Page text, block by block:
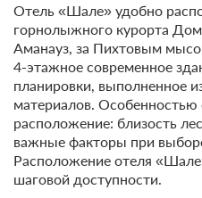
Отель «Шале» удобно
горнолыжного курорта
Аманауз, за Пихтовым
4-этажное современное
планировки, выполненное
материалов. Особенностью
расположение: близость
важные факторы при
Расположение отеля
шаговой доступности.